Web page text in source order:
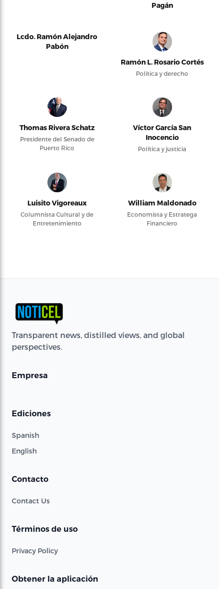
Pagán
Lcdo. Ramón Alejandro
Pabón
Ramón L. Rosario Cortés
Política y derecho
Thomas Rivera Schatz
Presidente del Senado de
Puerto Rico
Víctor García San
Inocencio
Política y justicia
Luisito Vigoreaux
Columnista Cultural y de
Entretenimiento
William Maldonado
Economista y Estratega
Financiero
Transparent news, distilled views, and global
perspectives.
Empresa
Ediciones
Spanish
English
Contacto
Contact Us
Términos de uso
Privacy Policy
Obtener la aplicación